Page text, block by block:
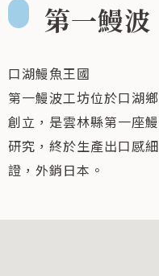
第一鰻波
口湖鰻魚王國
第一鰻波工坊位於口湖
創立，是雲林縣第一座
研究，終於生產出口感
證，外銷日本。